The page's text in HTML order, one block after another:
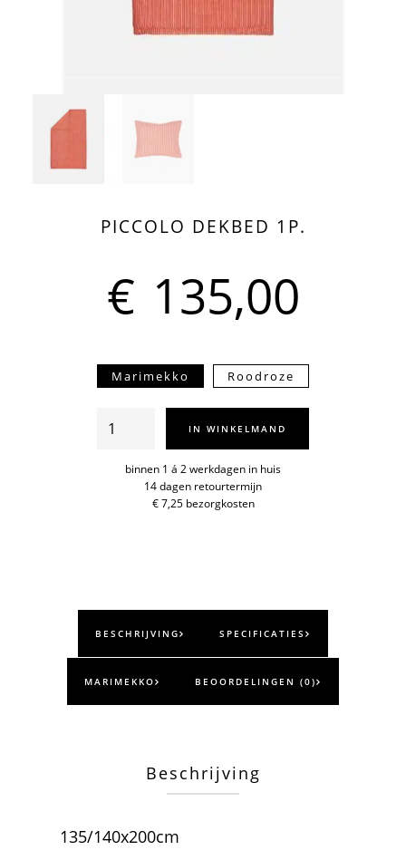
PICCOLO DEKBED 1P.
€ 135,00
Marimekko Roodroze
Piccolo
IN WINKELMAND
binnen 1 á 2 werkdagen in huis
14 dagen retourtermijn
€ 7,25 bezorgkosten
BESCHRIJVING SPECIFICATIES
MARIMEKKO BEOORDELINGEN (0)
Beschrijving
135/140x200cm